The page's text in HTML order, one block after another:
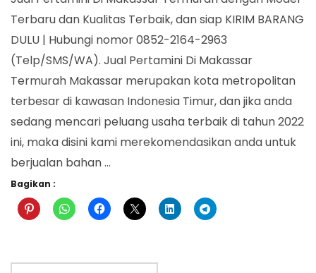
Makassar
Terbaru dan Kualitas Terbaik, dan siap KIRIM BARANG
DULU | Hubungi nomor 0852-2164-2963
(Telp/SMS/WA). Jual Pertamini Di Makassar
Termurah Makassar merupakan kota metropolitan
terbesar di kawasan Indonesia Timur, dan jika anda
sedang mencari peluang usaha terbaik di tahun 2022
ini, maka disini kami merekomendasikan anda untuk
berjualan bahan …
Bagikan :